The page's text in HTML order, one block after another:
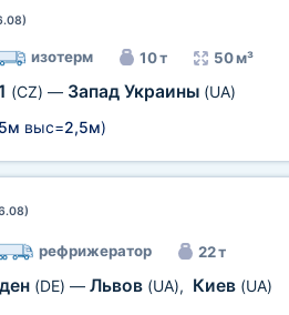
изотерм 10 т 50 м³
(CZ) — Запад Украины (UA)
выс=2,5м)
рефрижератор 22 т
(DE) — Львов (UA), Киев (UA)